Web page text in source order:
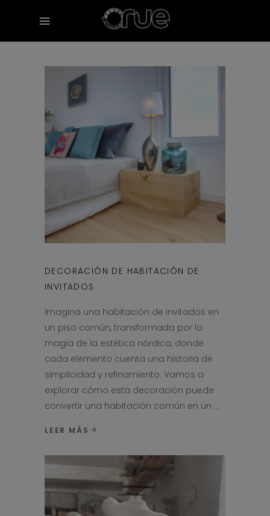
DECORACIÓN DE HABITACIÓN DE
INVITADOS
Imagina una habitación de invitados en
un piso común, transformada por la
magia de la estética nórdica, donde
cada elemento cuenta una historia de
simplicidad y refinamiento. Vamos a
explorar cómo esta decoración puede
convertir una habitación común en un
LEER MÁS